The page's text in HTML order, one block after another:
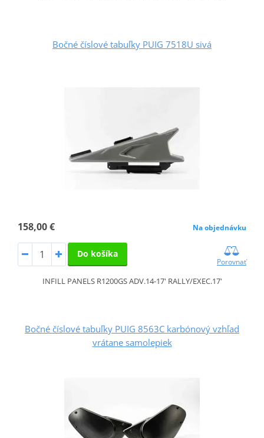
Bočné číslové tabuľky PUIG 7518U sivá
158,00 € Na objednávku
Do košíka
Porovnať
INFILL PANELS R1200GS ADV.14-17' RALLY/EXEC.17'
Bočné číslové tabuľky PUIG 8563C karbónový vzhľad
vrátane samolepiek